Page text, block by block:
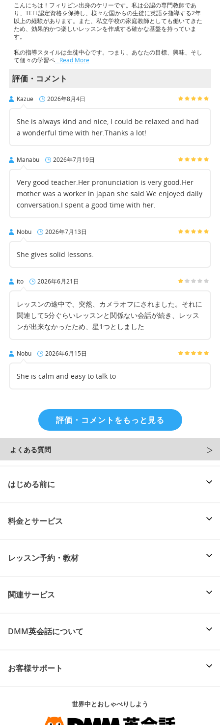
こんにちは！フィリピン出身のケリーです。私は公認の専門教師であ
り、TEFL認定資格を保持し、様々な国からの生徒に英語を指導する2年
以上の経験があります。また、私立学校の家庭教師としても働いてきた
ため、効果的かつ楽しいレッスンを作成する確かな基盤を持っていま
す。
私の指導スタイルは生徒中心です。つまり、あなたの目標、興味、そし
て個々の学習ペ…Read More
評価・コメント
Kazue 2026年8月4日
She is always kind and nice, I could be relaxed and had
a wonderful time with her.Thanks a lot!
Manabu 2026年7月19日
Very good teacher.Her pronunciation is very good.Her
mother was a worker in japan she said.We enjoyed daily
conversation.I spent a good time with her.
Nobu 2026年7月13日
She gives solid lessons.
ito 2026年6月21日
レッスンの途中で、突然、カメラオフにされました。それに
関連して5分ぐらいレッスンと関係ない会話が続き、レッス
ンが出来なかったため、星1つとしました
Nobu 2026年6月15日
She is calm and easy to talk to
評価・コメントをもっと見る
よくある質問
はじめる前に
料金とサービス
レッスン予約・教材
関連サービス
DMM英会話について
お客様サポート
世界中とおしゃべりしよう